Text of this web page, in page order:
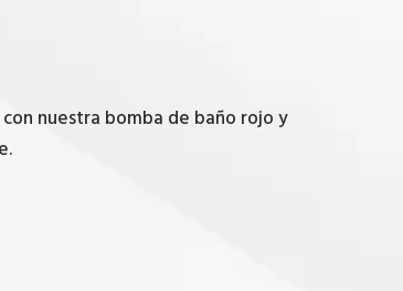
nuestra bomba de baño rojo y